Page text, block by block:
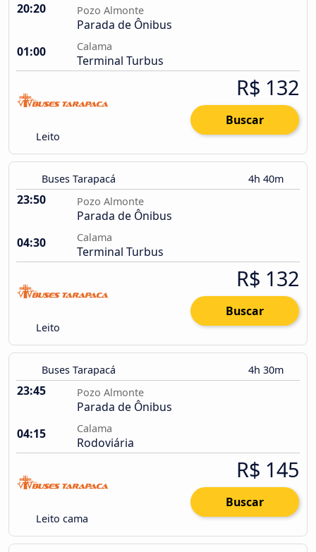
20:20 Pozo Almonte
Parada de Ônibus
01:00
Calama
Terminal Turbus
Leito
R$ 132
Buscar
Buses Tarapacá 4h 40m
23:50 Pozo Almonte
Parada de Ônibus
04:30
Calama
Terminal Turbus
Leito
R$ 132
Buscar
Buses Tarapacá 4h 30m
23:45 Pozo Almonte
Parada de Ônibus
04:15
Calama
Rodoviária
Leito cama
R$ 145
Buscar